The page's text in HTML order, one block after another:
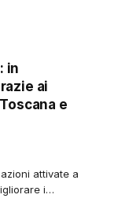
in
ai
e
attivate a
i…